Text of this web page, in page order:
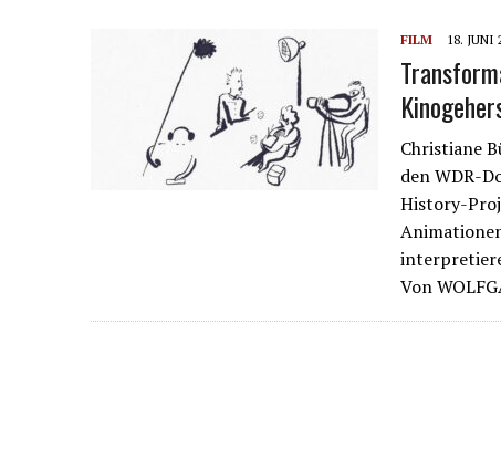
FILM 18. JUNI
Christiane
den WDR-
History-
Von